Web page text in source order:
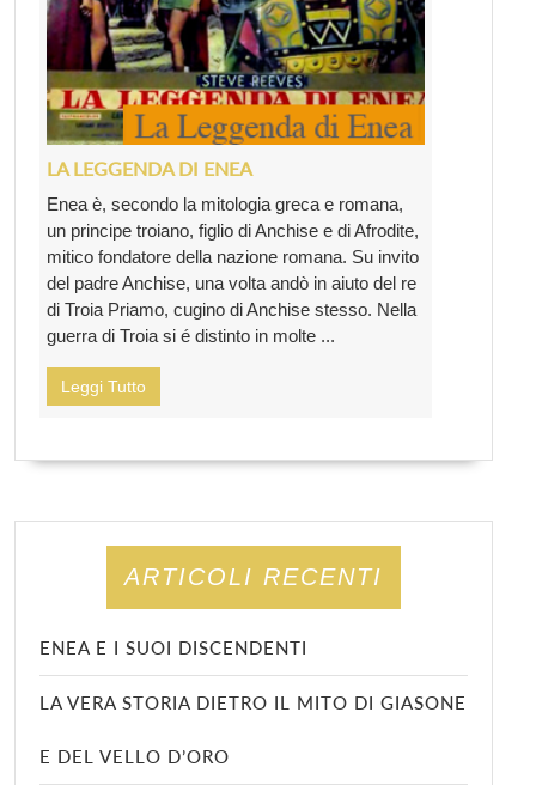
LA LEGGENDA DI ENEA
Enea è, secondo la mitologia greca e romana,
un principe troiano, figlio di Anchise e di Afrodite,
mitico fondatore della nazione romana. Su invito
del padre Anchise, una volta andò in aiuto del re
di Troia Priamo, cugino di Anchise stesso. Nella
guerra di Troia si é distinto in molte ...
Leggi Tutto
ARTICOLI RECENTI
ENEA E I SUOI DISCENDENTI
LA VERA STORIA DIETRO IL MITO DI GIASONE
E DEL VELLO D’ORO